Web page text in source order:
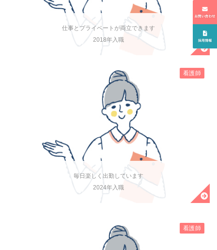
仕事とプライベートが両立できます
2018年入職
毎日楽しく出勤しています
2024年入職
看護師
看護師